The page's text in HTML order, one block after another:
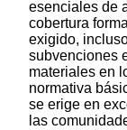
esenciales de
cobertura
exigido,
subvenciones
materiales en
normativa
se erige en
las